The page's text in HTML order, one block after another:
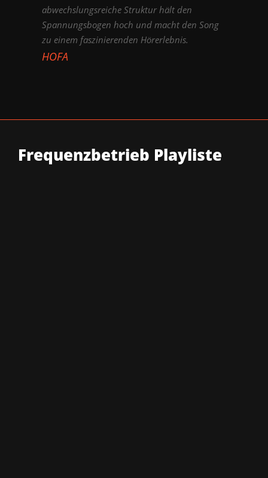
abwechslungsreiche Struktur hält den
Spannungsbogen hoch und macht den Song
zu einem faszinierenden Hörerlebnis.
HOFA
Frequenzbetrieb Playliste